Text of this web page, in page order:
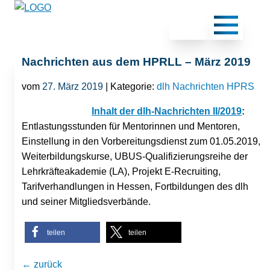
Nachrichten aus dem HPRLL – März 2019
vom 27. März 2019 | Kategorie: dlh Nachrichten HPRS
Inhalt der dlh-Nachrichten II/2019:
Entlastungsstunden für Mentorinnen und Mentoren,
Einstellung in den Vorbereitungsdienst zum 01.05.2019,
Weiterbildungskurse, UBUS-Qualifizierungsreihe der
Lehrkräfteakademie (LA), Projekt E-Recruiting,
Tarifverhandlungen in Hessen, Fortbildungen des dlh
und seiner Mitgliedsverbände.
teilen teilen
← zurück